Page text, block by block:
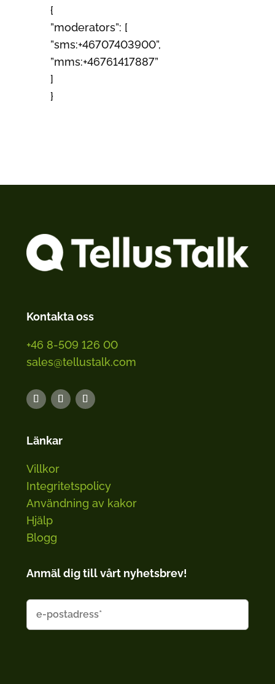
{
”moderators”: [
”sms:+46707403900”,
”mms:+46761417887”
]
}
Kontakta oss
+46 8-509 126 00
sales@tellustalk.com
Länkar
Villkor
Integritetspolicy
Användning av kakor
Hjälp
Blogg
Anmäl dig till vårt nyhetsbrev!
E
m
a